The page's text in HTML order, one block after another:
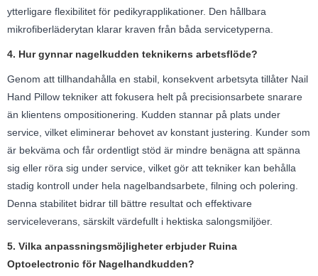
ytterligare flexibilitet för pedikyrapplikationer. Den hållbara
mikrofiberläderytan klarar kraven från båda servicetyperna.
4. Hur gynnar nagelkudden teknikerns arbetsflöde?
Genom att tillhandahålla en stabil, konsekvent arbetsyta tillåter Nail
Hand Pillow tekniker att fokusera helt på precisionsarbete snarare
än klientens ompositionering. Kudden stannar på plats under
service, vilket eliminerar behovet av konstant justering. Kunder som
är bekväma och får ordentligt stöd är mindre benägna att spänna
sig eller röra sig under service, vilket gör att tekniker kan behålla
stadig kontroll under hela nagelbandsarbete, filning och polering.
Denna stabilitet bidrar till bättre resultat och effektivare
serviceleverans, särskilt värdefullt i hektiska salongsmiljöer.
5. Vilka anpassningsmöjligheter erbjuder Ruina
Optoelectronic för Nagelhandkudden?